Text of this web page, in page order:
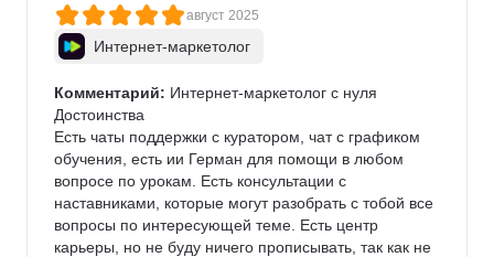
август 2025
Интернет-маркетолог
Комментарий: Интернет-маркетолог с нуля
Достоинства
Есть чаты поддержки с куратором, чат с графиком
обучения, есть ии Герман для помощи в любом
вопросе по урокам. Есть консультации с
наставниками, которые могут разобрать с тобой все
вопросы по интересующей теме. Есть центр
карьеры, но не буду ничего прописывать, так как не